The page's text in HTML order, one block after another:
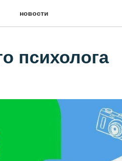
новости
психолога